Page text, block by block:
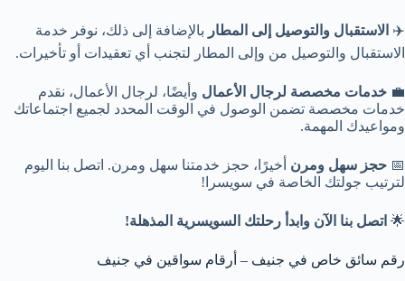
✈️ الاستقبال والتوصيل إلى المطار بالإضافة إلى ذلك، نوفر خدمة
الاستقبال والتوصيل من وإلى المطار لتجنب أي تعقيدات أو تأخيرات.
💼 خدمات مخصصة لرجال الأعمال وأيضًا، لرجال الأعمال، نقدم
خدمات مخصصة تضمن الوصول في الوقت المحدد لجميع اجتماعاتك
ومواعيدك المهمة.
📅 حجز سهل ومرن أخيرًا، حجز خدمتنا سهل ومرن. اتصل بنا اليوم
لترتيب جولتك الخاصة في سويسرا!
🌟 اتصل بنا الآن وابدأ رحلتك السويسرية المذهلة!
رقم سائق خاص في جنيف – أرقام سواقين في جنيف